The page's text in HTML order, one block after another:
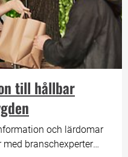
till hållbar
och lärdomar
branschexperter